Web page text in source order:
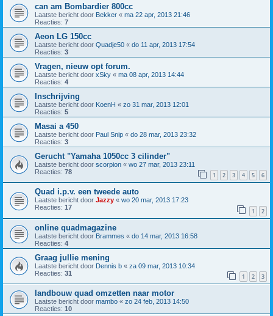
can am Bombardier 800cc
Laatste bericht door Bekker « ma 22 apr, 2013 21:46
Reacties: 7
Aeon LG 150cc
Laatste bericht door Quadje50 « do 11 apr, 2013 17:54
Reacties: 3
Vragen, nieuw opt forum.
Laatste bericht door xSky « ma 08 apr, 2013 14:44
Reacties: 4
Inschrijving
Laatste bericht door KoenH « zo 31 mar, 2013 12:01
Reacties: 5
Masai a 450
Laatste bericht door Paul Snip « do 28 mar, 2013 23:32
Reacties: 3
Gerucht "Yamaha 1050cc 3 cilinder"
Laatste bericht door scorpion « wo 27 mar, 2013 23:11
Reacties: 78 1 2 3 4 5 6
Quad i.p.v. een tweede auto
Laatste bericht door Jazzy « wo 20 mar, 2013 17:23
Reacties: 17 1 2
online quadmagazine
Laatste bericht door Brammes « do 14 mar, 2013 16:58
Reacties: 4
Graag jullie mening
Laatste bericht door Dennis b « za 09 mar, 2013 10:34
Reacties: 31 1 2 3
landbouw quad omzetten naar motor
Laatste bericht door mambo « zo 24 feb, 2013 14:50
Reacties: 10